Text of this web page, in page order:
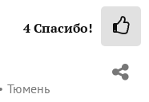
4Спасибо!
Тюмень